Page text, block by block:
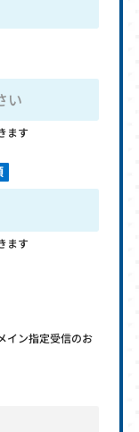
ます
ます
イン指定受信のお